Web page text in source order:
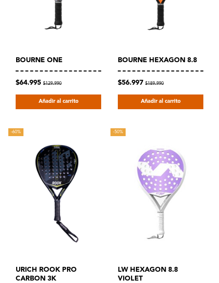
BOURNE ONE
$64.995 $129.990
Añadir al carrito
BOURNE HEXAGON 8.8
$56.997 $189.990
Añadir al carrito
-60%
URICH ROOK PRO
CARBON 3K
-50%
LW HEXAGON 8.8
VIOLET